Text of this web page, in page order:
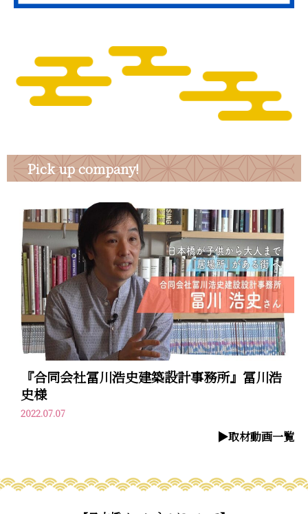
Pick up company!
『合同会社冨川浩史建築設計事務所』冨川浩
史様
2022.07.07
▶︎取材動画一覧